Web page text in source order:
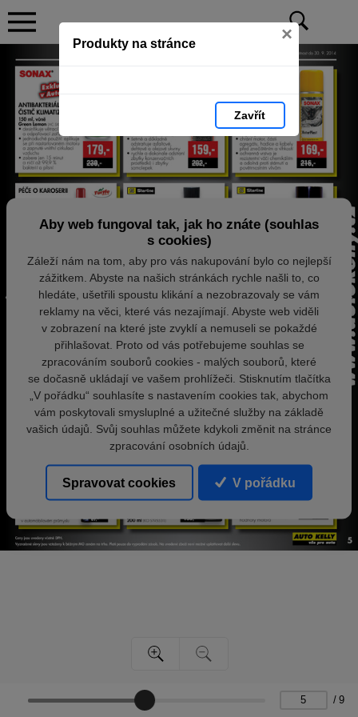
Produkty na stránce ×
Zavřít
/ 9
Aby web fungoval tak, jak ho znáte (souhlas
s cookies)
Záleží nám na tom, aby pro vás nakupování bylo co nejlepší
zážitkem. Abyste na našich stránkách rychle našli to, co
hledáte, ušetřili spoustu klikání a nezobrazovaly se vám
reklamy na věci, které vás nezajímají. Abyste web viděli
v zobrazení na které jste zvyklí a nemuseli se pokaždé
přihlašovat. Proto od vás potřebujeme souhlas se
zpracováním souborů cookies - malých souborů, které
se dočasně ukládají ve vašem prohlížeči. Stisknutím tlačítka
„V pořádku“ souhlasíte s nastavením cookies tak, abychom
vám poskytovali smysluplné a užitečné služby na základě
vašich údajů. Svůj souhlas můžete kdykoli změnit na stránce
zpracování osobních údajů.
Spravovat cookies V pořádku